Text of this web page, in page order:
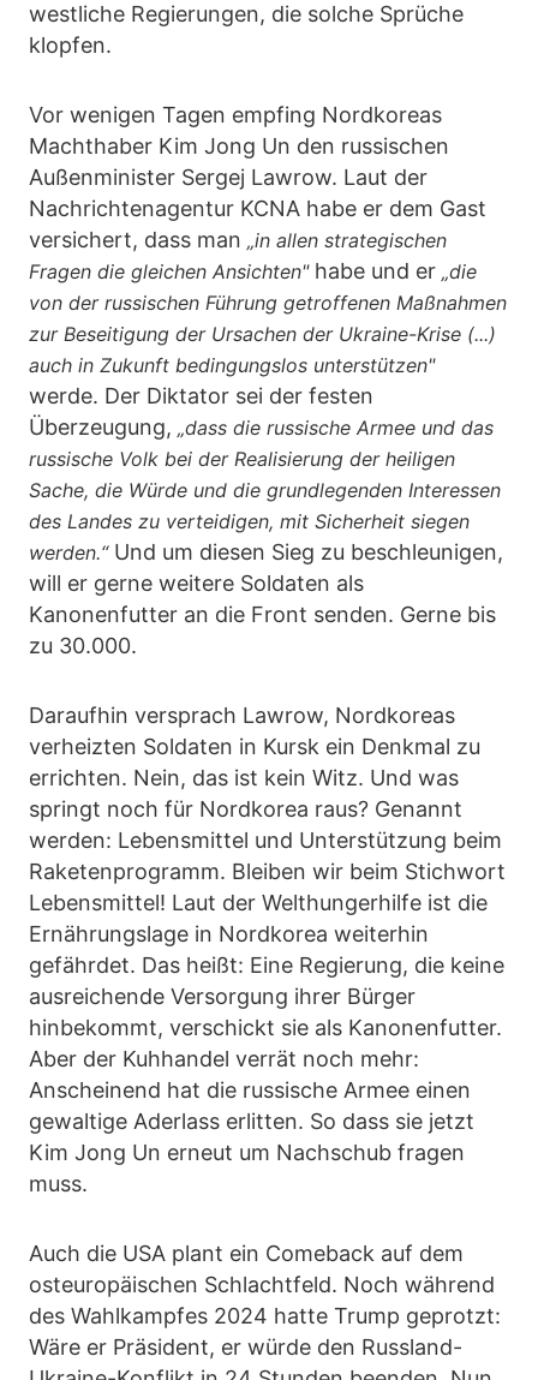
westliche Regierungen, die solche Sprüche
klopfen.
Vor wenigen Tagen empfing Nordkoreas
Machthaber Kim Jong Un den russischen
Außenminister Sergej Lawrow. Laut der
Nachrichtenagentur KCNA habe er dem Gast
versichert, dass man „in allen strategischen
Fragen die gleichen Ansichten" habe und er „die
von der russischen Führung getroffenen Maßnahmen
zur Beseitigung der Ursachen der Ukraine-Krise (...)
auch in Zukunft bedingungslos unterstützen"
werde. Der Diktator sei der festen
Überzeugung, „dass die russische Armee und das
russische Volk bei der Realisierung der heiligen
Sache, die Würde und die grundlegenden Interessen
des Landes zu verteidigen, mit Sicherheit siegen
werden.“ Und um diesen Sieg zu beschleunigen,
will er gerne weitere Soldaten als
Kanonenfutter an die Front senden. Gerne bis
zu 30.000.
Daraufhin versprach Lawrow, Nordkoreas
verheizten Soldaten in Kursk ein Denkmal zu
errichten. Nein, das ist kein Witz. Und was
springt noch für Nordkorea raus? Genannt
werden: Lebensmittel und Unterstützung beim
Raketenprogramm. Bleiben wir beim Stichwort
Lebensmittel! Laut der Welthungerhilfe ist die
Ernährungslage in Nordkorea weiterhin
gefährdet. Das heißt: Eine Regierung, die keine
ausreichende Versorgung ihrer Bürger
hinbekommt, verschickt sie als Kanonenfutter.
Aber der Kuhhandel verrät noch mehr:
Anscheinend hat die russische Armee einen
gewaltige Aderlass erlitten. So dass sie jetzt
Kim Jong Un erneut um Nachschub fragen
muss.
Auch die USA plant ein Comeback auf dem
osteuropäischen Schlachtfeld. Noch während
des Wahlkampfes 2024 hatte Trump geprotzt:
Wäre er Präsident, er würde den Russland-